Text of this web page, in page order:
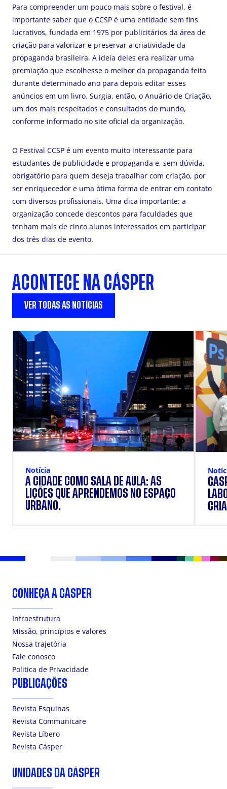
Para compreender um pouco mais sobre o festival, é
importante saber que o CCSP é uma entidade sem fins
lucrativos, fundada em 1975 por publicitários da área de
criação para valorizar e preservar a criatividade da
propaganda brasileira. A ideia deles era realizar uma
premiação que escolhesse o melhor da propaganda feita
durante determinado ano para depois editar esses
anúncios em um livro. Surgia, então, o Anuário de Criação,
um dos mais respeitados e consultados do mundo,
conforme informado no site oficial da organização.
O Festival CCSP é um evento muito interessante para
estudantes de publicidade e propaganda e, sem dúvida,
obrigatório para quem deseja trabalhar com criação, por
ser enriquecedor e uma ótima forma de entrar em contato
com diversos profissionais. Uma dica importante: a
organização concede descontos para faculdades que
tenham mais de cinco alunos interessados em participar
dos três dias de evento.
ACONTECE NA CÁSPER
VER TODAS AS NOTÍCIAS
Notícia
A CIDADE COMO SALA DE AULA: AS
LIÇÕES QUE APRENDEMOS NO ESPAÇO
URBANO.
CONHEÇA A CÁSPER
Infraestrutura
Missão, princípios e valores
Nossa trajetória
Fale conosco
Politica de Privacidade
PUBLICAÇÕES
Revista Esquinas
Revista Communicare
Revista Líbero
Revista Cásper
UNIDADES DA CÁSPER